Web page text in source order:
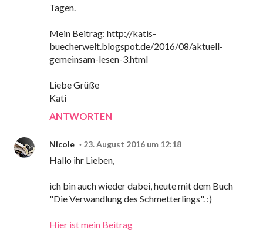
Tagen.
Mein Beitrag: http://katis-
buecherwelt.blogspot.de/2016/08/aktuell-
gemeinsam-lesen-3.html
Liebe Grüße
Kati
ANTWORTEN
Nicole 23. August 2016 um 12:18
Hallo ihr Lieben,
ich bin auch wieder dabei, heute mit dem Buch
"Die Verwandlung des Schmetterlings". :)
Hier ist mein Beitrag